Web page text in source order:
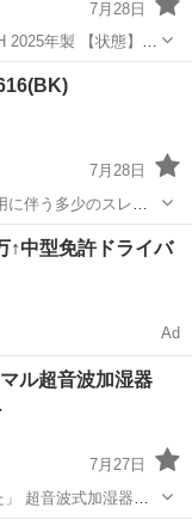
7月28日
製 【状態】
汚れなどございます
かねま...
7月28日
は現地でご確認くだ
ます ※中古...
↑中型免許ドライバ
Ad
ル超音波加湿器
7月27日
超音波式加湿器